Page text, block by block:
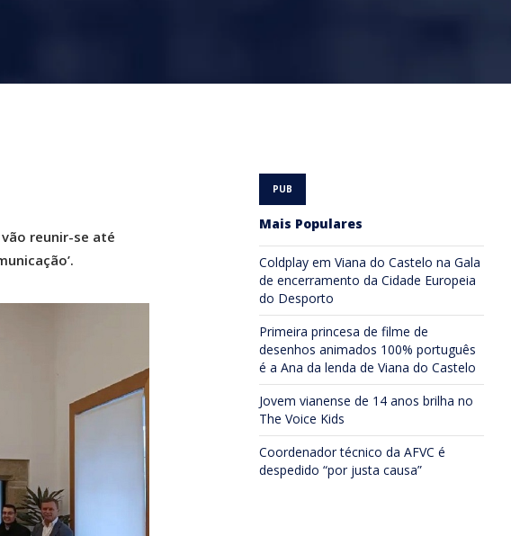
vão reunir-se até
Mais Populares
Coldplay em Viana do Castelo na Gala
de encerramento da Cidade Europeia
do Desporto
Primeira princesa de filme de
desenhos animados 100% português
é a Ana da lenda de Viana do Castelo
Jovem vianense de 14 anos brilha no
The Voice Kids
Coordenador técnico da AFVC é
despedido “por justa causa”